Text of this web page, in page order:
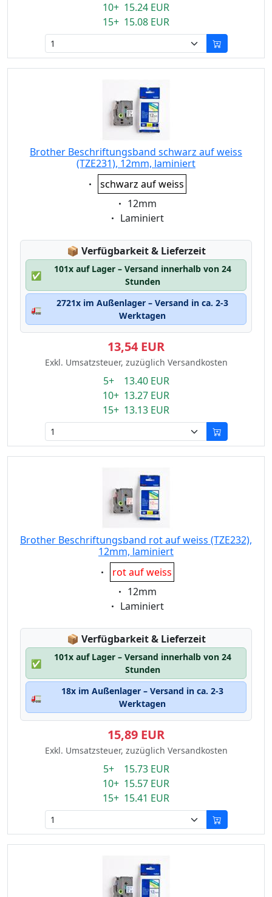
10+ 15.24 EUR
15+ 15.08 EUR
Brother Beschriftungsband schwarz auf weiss
(TZE231), 12mm, laminiert
Eigenschaft:
schwarz auf weiss
Eigenschaft:
12mm
Eigenschaft:
Laminiert
📦 Lagerstatus:
Verfügbarkeit & Lieferzeit
✅
101x auf Lager – Versand innerhalb von 24
Stunden
🚛
2721x im Außenlager – Versand in ca. 2-3
Werktagen
13,54 EUR
Exkl. Umsatzsteuer, zuzüglich Versandkosten
5+ 13.40 EUR
10+ 13.27 EUR
15+ 13.13 EUR
Brother Beschriftungsband rot auf weiss (TZE232),
12mm, laminiert
Eigenschaft:
rot auf weiss
Eigenschaft:
12mm
Eigenschaft:
Laminiert
📦 Lagerstatus:
Verfügbarkeit & Lieferzeit
✅
101x auf Lager – Versand innerhalb von 24
Stunden
🚛
18x im Außenlager – Versand in ca. 2-3
Werktagen
15,89 EUR
Exkl. Umsatzsteuer, zuzüglich Versandkosten
5+ 15.73 EUR
10+ 15.57 EUR
15+ 15.41 EUR